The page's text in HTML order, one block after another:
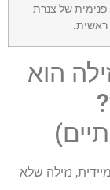
פנימית של צנרת
ראשית.
הוא
נזילה שלא